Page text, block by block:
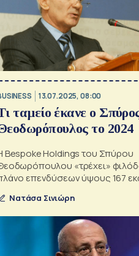
13.07.2025, 08:00
ταμείο έκανε ο
το 2024
Bespoke Holdings του Σπύρου
«τρέχει»
επενδύσεων ύψους 167
Νατάσα Σινιώρη